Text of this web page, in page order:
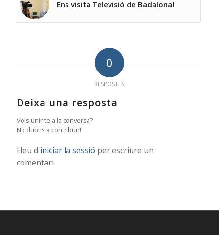
Ens visita Televisió de Badalona!
0
RESPOSTES
Deixa una resposta
Vols unir-te a la conversa?
No dubtis a contribuir!
Heu d'iniciar la sessió per escriure un
comentari.